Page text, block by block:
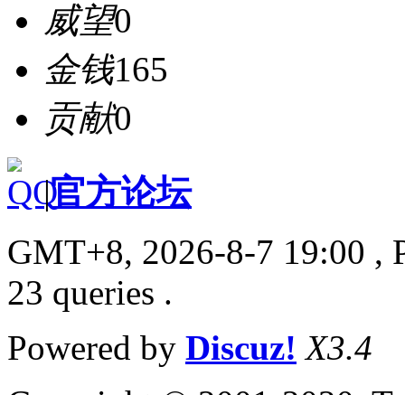
威望0
金钱165
贡献0
|官方论坛
GMT+8, 2026-8-7 19:00 ,
23 queries .
Powered by Discuz! X3.4